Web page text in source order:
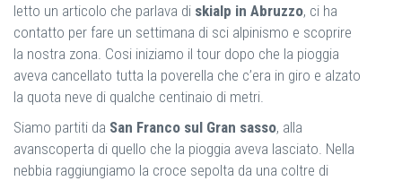
letto un articolo che parlava di skialp in Abruzzo, ci ha
contatto per fare un settimana di sci alpinismo e scoprire
la nostra zona. Cosi iniziamo il tour dopo che la pioggia
aveva cancellato tutta la poverella che c’era in giro e alzato
la quota neve di qualche centinaio di metri.
Siamo partiti da San Franco sul Gran sasso, alla
avanscoperta di quello che la pioggia aveva lasciato. Nella
nebbia raggiungiamo la croce sepolta da una coltre di